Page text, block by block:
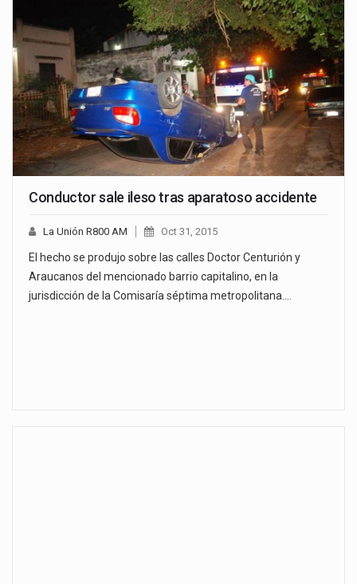
Conductor sale ileso tras aparatoso accidente
La Unión R800 AM Oct 31, 2015
El hecho se produjo sobre las calles Doctor Centurión y
Araucanos del mencionado barrio capitalino, en la
jurisdicción de la Comisaría séptima metropolitana.…